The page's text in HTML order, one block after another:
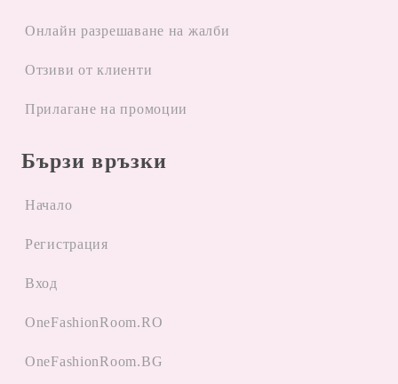
Oнлайн разрешаване на жалби
Отзиви от клиенти
Прилагане на промоции
Бързи връзки
Начало
Регистрация
Вход
OneFashionRoom.RO
OneFashionRoom.BG